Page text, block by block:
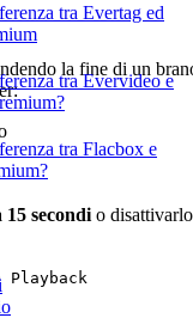
tra Evertag ed
tra Evervideo e
tra Flacbox e
la fine di un
15 secondi o disattivarlo